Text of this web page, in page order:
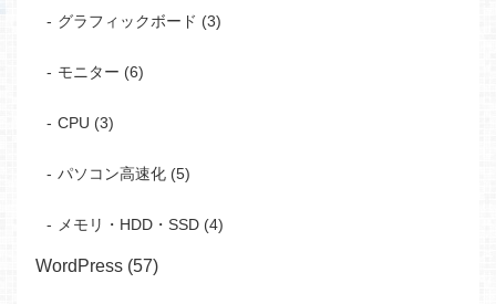
グラフィックボード (3)
モニター (6)
CPU (3)
パソコン高速化 (5)
メモリ・HDD・SSD (4)
WordPress (57)